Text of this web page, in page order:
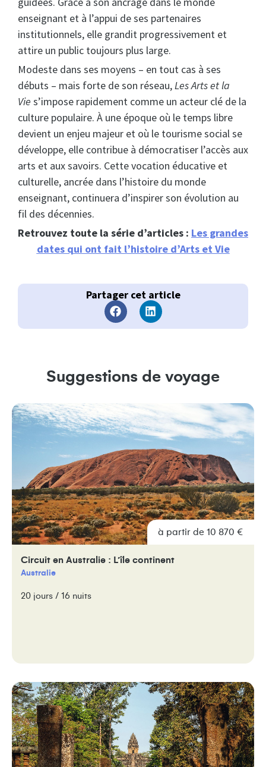
enseignant et à l’appui de ses partenaires
institutionnels, elle grandit progressivement et
attire un public toujours plus large.
Modeste dans ses moyens – en tout cas à ses
débuts – mais forte de son réseau,Les Arts et la
Vie s’impose rapidement comme un acteur clé de la
culture populaire. À une époque où le temps libre
devient un enjeu majeur et où le tourisme social se
développe, elle contribue à démocratiser l’accès aux
arts et aux savoirs. Cette vocation éducative et
culturelle, ancrée dans l’histoire du monde
enseignant, continuera d’inspirer son évolution au
fil des décennies.
Retrouvez toute la série d’articles : Les grandes
dates qui ont fait l’histoire d’Arts et Vie
Partager cet article
Suggestions de voyage
à partir de 10 870 €
Circuit en Australie : L’île continent
Australie
20 jours / 16 nuits